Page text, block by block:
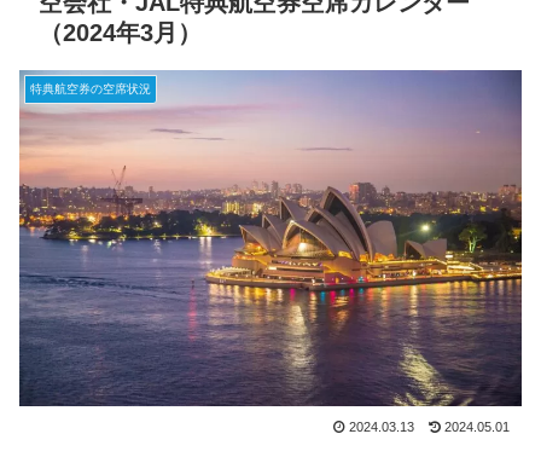
（2024年3月）
特典航空券の空席状況
2024.03.13 2024.05.01